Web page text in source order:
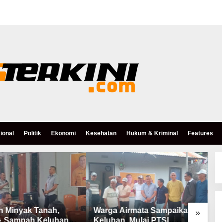
Politik Ekonomi Kesehatan Hukum & Kriminal Features
»
Minyak Tanah,
Warga Airmata Sampaikan